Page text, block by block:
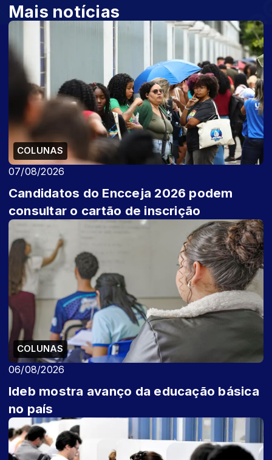
Mais notícias
COLUNAS
07/08/2026
Candidatos do Encceja 2026 podem
consultar o cartão de inscrição
COLUNAS
06/08/2026
Ideb mostra avanço da educação básica
no país